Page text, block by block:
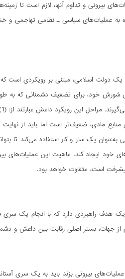
بیرونی و تداوم آنها، لازم است تا
به عملیات‌های سیاسی ـ نظامی تهاجمی
دولت اسلامی، مبتنی بر رویکردی است که
خود، برای تضعیف دشمنانی که به طور
عبارتند از: (1) هجرت، (2) جماعت، (3) بی‌ثبات‌سازی، (4) تمکین، و (5) خلافت.
مادی، ضعیف‌تر است اما باید از
به‌عنوان یک ساز و کار استفاده می‌کند
خود ایجاد کند. ماهیت این عملیات‌های
است، متفاوت خواهد بود.
هدف راهبردی دارد که با انجام یک
از جهات، بستر اصلی رقابت بین داعش و
بیرونی بزند باید به یک سری